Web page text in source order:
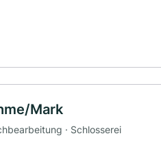
Mark
· Schlosserei